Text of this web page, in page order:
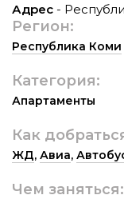
Адрес -
Регион:
Республика Коми
Категория:
Апартаменты
Как
ЖД, Авиа,
Чем заняться: